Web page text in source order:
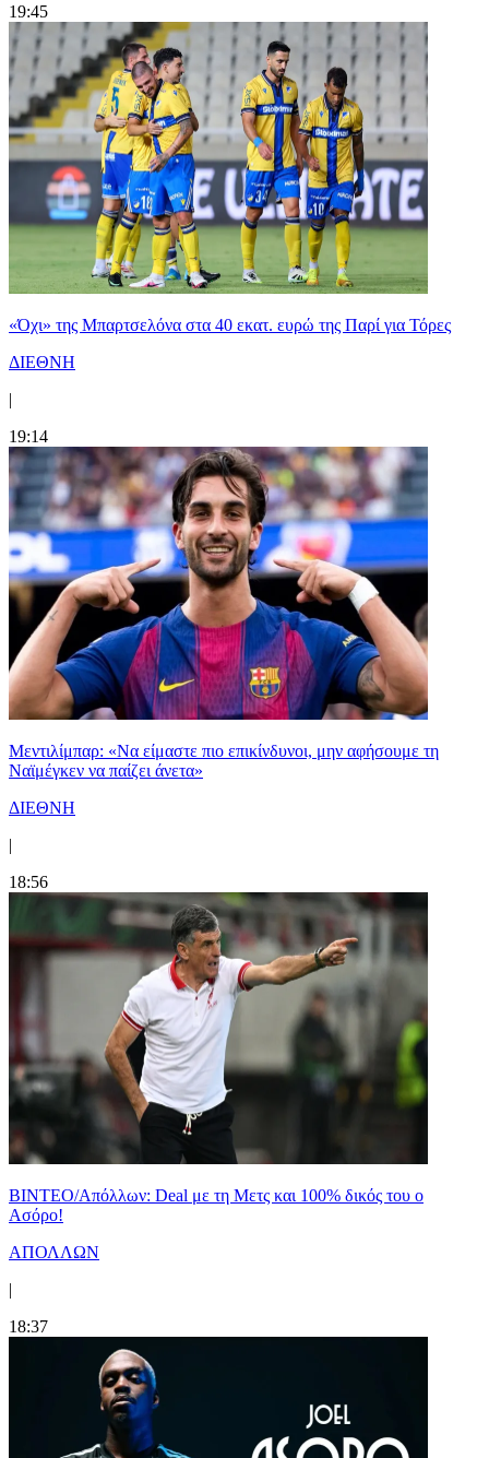
19:45
«Όχι» της Μπαρτσελόνα στα 40 εκατ. ευρώ της Παρί για Τόρες
ΔΙΕΘΝΗ
|
19:14
Μεντιλίμπαρ: «Να είμαστε πιο επικίνδυνοι, μην αφήσουμε τη
Ναϊμέγκεν να παίζει άνετα»
ΔΙΕΘΝΗ
|
18:56
ΒΙΝΤΕΟ/Απόλλων: Deal με τη Μετς και 100% δικός του ο
Ασόρο!
ΑΠΟΛΛΩΝ
|
18:37